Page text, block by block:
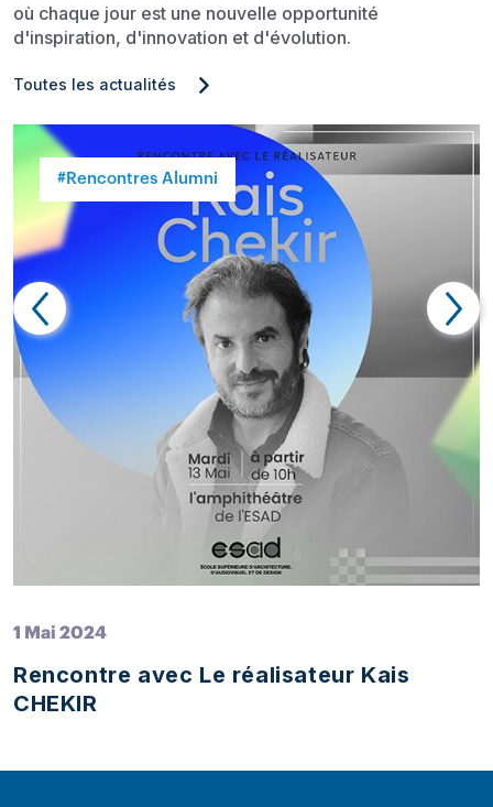
où chaque jour est une nouvelle opportunité
d'inspiration, d'innovation et d'évolution.
Toutes les actualités
#Rencontres Alumni
1 Mai 2024
Rencontre avec Le réalisateur Kais
CHEKIR